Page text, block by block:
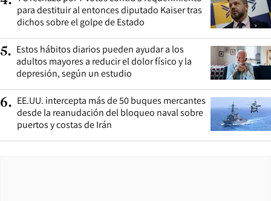
para destituir al entonces diputado Kaiser tras
dichos sobre el golpe de Estado
5. Estos hábitos diarios pueden ayudar a los
adultos mayores a reducir el dolor físico y la
depresión, según un estudio
6. EE.UU. intercepta más de 50 buques mercantes
desde la reanudación del bloqueo naval sobre
puertos y costas de Irán